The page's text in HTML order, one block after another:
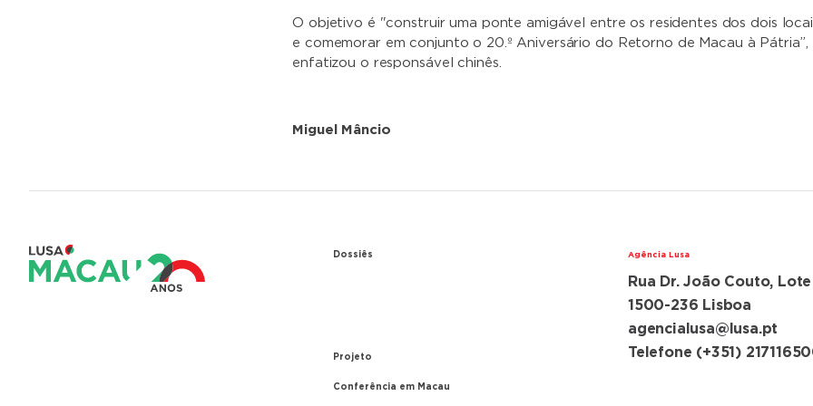
O objetivo é "construir uma ponte amigável entre os residentes dos dois
e comemorar em conjunto o 20.º Aniversário do Retorno de Macau à Pátria”,
enfatizou o responsável chinês.
Miguel Mâncio
Dossiês
Projeto
Conferência em Macau
Agência Lusa
Rua Dr. João Couto, Lote
1500-236 Lisboa
agencialusa@lusa.pt
Telefone (+351)